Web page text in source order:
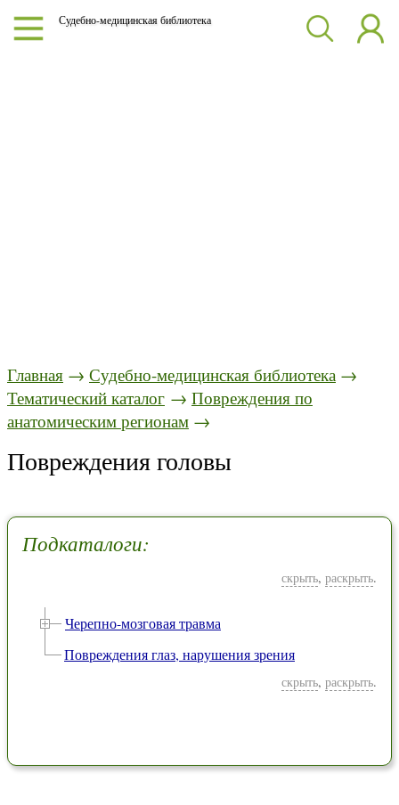
Судебно-медицинская библиотека
Главная → Судебно-медицинская библиотека →
Тематический каталог → Повреждения по
анатомическим регионам →
Повреждения головы
Подкаталоги:
скрыть, раскрыть.
Черепно-мозговая травма
Повреждения глаз, нарушения зрения
скрыть, раскрыть.